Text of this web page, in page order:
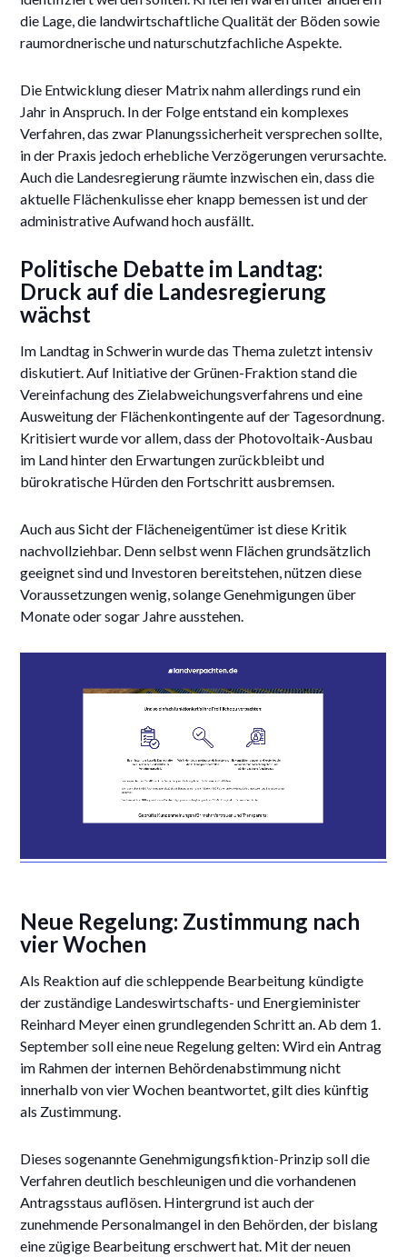
die Lage, die landwirtschaftliche Qualität der Böden sowie
raumordnerische und naturschutzfachliche Aspekte.
Die Entwicklung dieser Matrix nahm allerdings rund ein
Jahr in Anspruch. In der Folge entstand ein komplexes
Verfahren, das zwar Planungssicherheit versprechen sollte,
in der Praxis jedoch erhebliche Verzögerungen verursachte.
Auch die Landesregierung räumte inzwischen ein, dass die
aktuelle Flächenkulisse eher knapp bemessen ist und der
administrative Aufwand hoch ausfällt.
Politische Debatte im Landtag:
Druck auf die Landesregierung
wächst
Im Landtag in Schwerin wurde das Thema zuletzt intensiv
diskutiert. Auf Initiative der Grünen-Fraktion stand die
Vereinfachung des Zielabweichungsverfahrens und eine
Ausweitung der Flächenkontingente auf der Tagesordnung.
Kritisiert wurde vor allem, dass der Photovoltaik-Ausbau
im Land hinter den Erwartungen zurückbleibt und
bürokratische Hürden den Fortschritt ausbremsen.
Auch aus Sicht der Flächeneigentümer ist diese Kritik
nachvollziehbar. Denn selbst wenn Flächen grundsätzlich
geeignet sind und Investoren bereitstehen, nützen diese
Voraussetzungen wenig, solange Genehmigungen über
Monate oder sogar Jahre ausstehen.
Neue Regelung: Zustimmung nach
vier Wochen
Als Reaktion auf die schleppende Bearbeitung kündigte
der zuständige Landeswirtschafts- und Energieminister
Reinhard Meyer einen grundlegenden Schritt an. Ab dem 1.
September soll eine neue Regelung gelten: Wird ein Antrag
im Rahmen der internen Behördenabstimmung nicht
innerhalb von vier Wochen beantwortet, gilt dies künftig
als Zustimmung.
Dieses sogenannte Genehmigungsfiktion-Prinzip soll die
Verfahren deutlich beschleunigen und die vorhandenen
Antragsstaus auflösen. Hintergrund ist auch der
zunehmende Personalmangel in den Behörden, der bislang
eine zügige Bearbeitung erschwert hat. Mit der neuen